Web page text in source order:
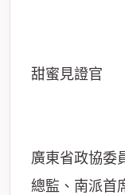
甜蜜見證官
廣東省政協委
總監、南派首